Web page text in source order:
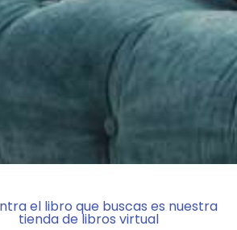
el libro que buscas es nuestra
tienda de libros virtual